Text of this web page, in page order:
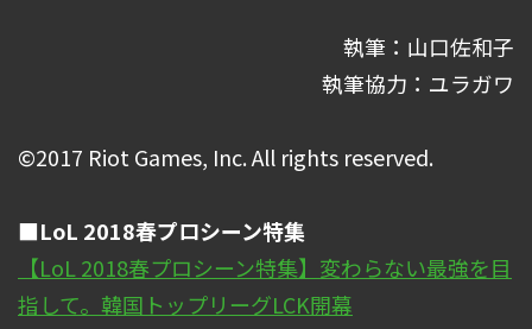
執筆：山口佐和子
執筆協力：ユラガワ
©2017 Riot Games, Inc. All rights reserved.
■LoL 2018春プロシーン特集
【LoL 2018春プロシーン特集】変わらない最強を目
指して。韓国トップリーグLCK開幕